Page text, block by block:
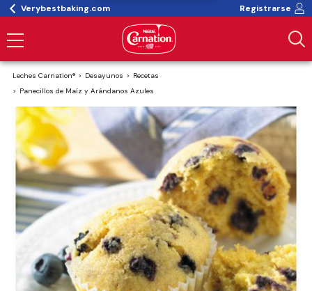
Verybestbaking.com Registrarse
Leches Carnation® Desayunos
Recetas
Panecillos de Maíz y Arándanos Azules